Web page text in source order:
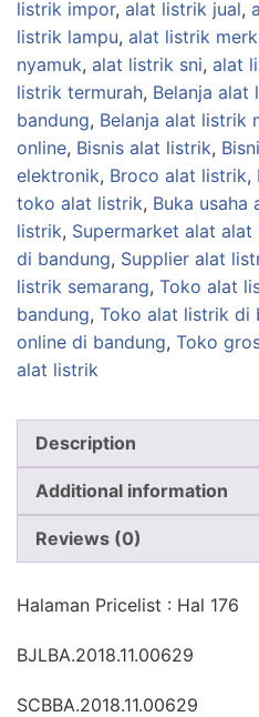
listrik impor, alat listrik jual,
listrik lampu, alat listrik
nyamuk, alat listrik sni, alat
listrik termurah, Belanja alat
bandung, Belanja alat listrik
online, Bisnis alat listrik,
elektronik, Broco alat listrik,
toko alat listrik, Buka usaha
listrik, Supermarket alat alat
di bandung, Supplier alat
listrik semarang, Toko alat
bandung, Toko alat listrik di
online di bandung, Toko
alat listrik
Description
Additional information
Reviews (0)
Halaman Pricelist : Hal 176
BJLBA.2018.11.00629
SCBBA.2018.11.00629